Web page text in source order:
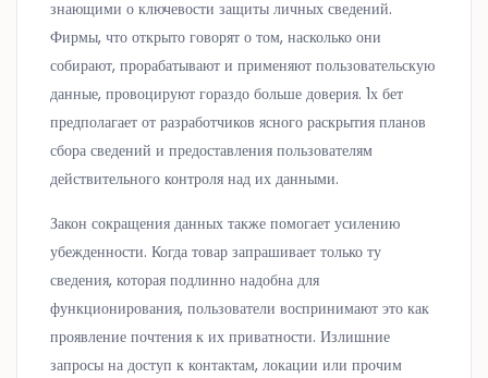
знающими о ключевости защиты личных сведений.
Фирмы, что открыто говорят о том, насколько они
собирают, прорабатывают и применяют пользовательскую
данные, провоцируют гораздо больше доверия. 1х бет
предполагает от разработчиков ясного раскрытия планов
сбора сведений и предоставления пользователям
действительного контроля над их данными.
Закон сокращения данных также помогает усилению
убежденности. Когда товар запрашивает только ту
сведения, которая подлинно надобна для
функционирования, пользователи воспринимают это как
проявление почтения к их приватности. Излишние
запросы на доступ к контактам, локации или прочим